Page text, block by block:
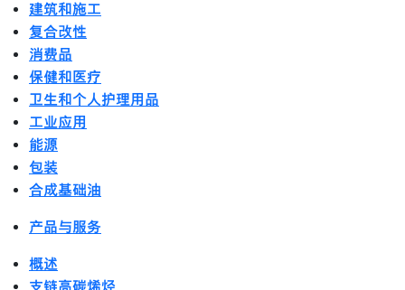
建筑和施工
复合改性
消费品
保健和医疗
卫生和个人护理用品
工业应用
能源
包装
合成基础油
产品与服务
概述
支链高碳烯烃